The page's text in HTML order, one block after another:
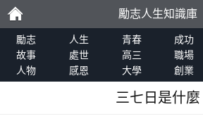
勵
志
勵志人生知識庫
勵志 人生 青春 成功
故事
處世 高三 職場
人物
感恩 大學 創業
三七日是什麼